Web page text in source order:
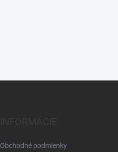
Obchodné podmienky